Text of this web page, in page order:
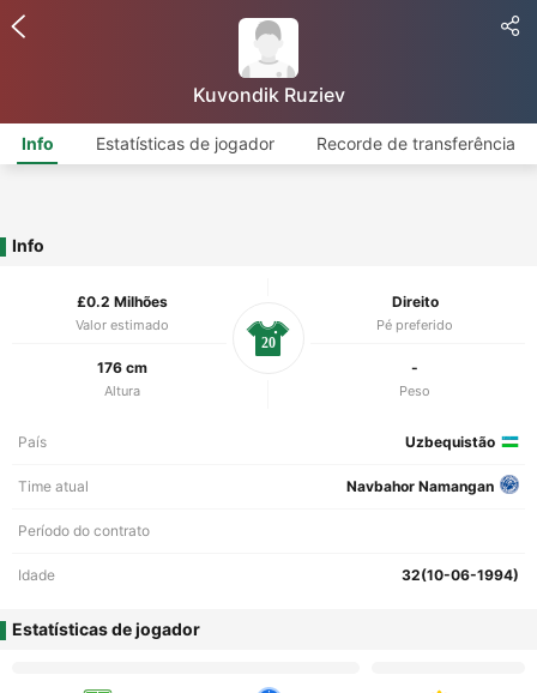
Kuvondik Ruziev
Info Estatísticas de jogador Recorde de transferência
Info
£0.2 Milhões
Valor estimado
Direito
Pé preferido
176 cm
Altura
-
Peso
20
País Uzbequistão
Time atual Navbahor Namangan
Período do contrato
Idade 32(10-06-1994)
Estatísticas de jogador